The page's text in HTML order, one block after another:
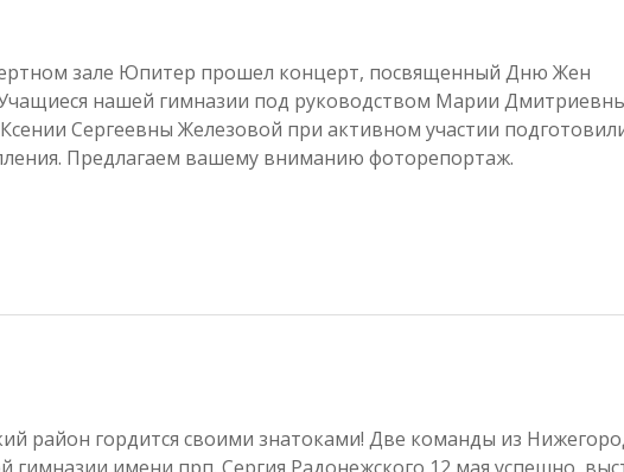
зале Юпитер прошел концерт, посвященный Дню Жен
нашей гимназии под руководством Марии
Сергеевны Железовой при активном участии
Предлагаем вашему вниманию фоторепортаж.
район гордится своими знатоками! Две команды из